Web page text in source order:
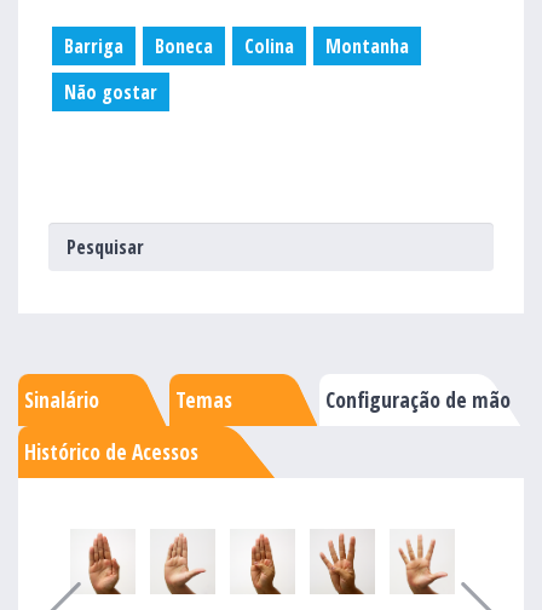
Barriga Boneca Colina
Montanha
Não gostar
Sinalário Temas
Configuração de mão
Histórico de Acessos